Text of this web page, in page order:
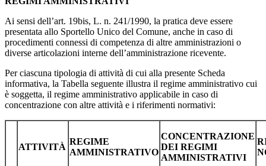
Ai sensi dell’art. 19bis, L. n. 241/1990, la pratica deve essere
presentata allo Sportello Unico del Comune, anche in caso di
procedimenti connessi di competenza di altre amministrazioni o
diverse articolazioni interne dell’amministrazione ricevente.
Per ciascuna tipologia di attività di cui alla presente Scheda
informativa, la Tabella seguente illustra il regime amministrativo cui
è soggetta, il regime amministrativo applicabile in caso di
concentrazione con altre attività e i riferimenti normativi:
ATTIVITÀ
REGIME
AMMINISTRATIVO
CONCENTRAZIONE
DEI REGIMI
AMMINISTRATIVI